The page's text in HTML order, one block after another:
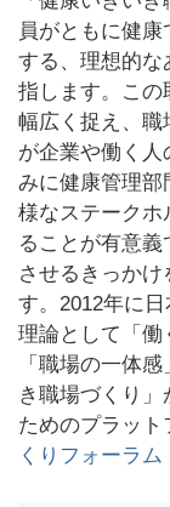
員がともに健
する、理想的な
指します。この
幅広く捉え、職
が企業や働く人
みに健康管理部
様なステークホ
ることが有意
させるきっかけ
す。2012年に
理論として「働
「職場の一体
き職場づくり
ためのプラット
くりフォーラム